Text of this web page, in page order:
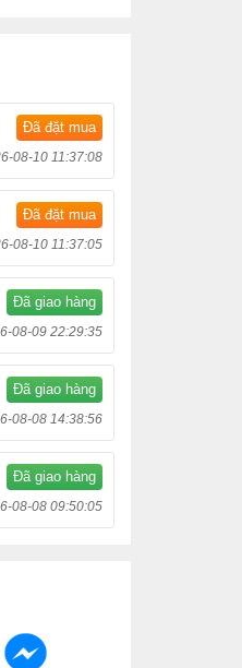
Đã đặt mua
08-10 11:37:08
Đã đặt mua
08-10 11:37:05
Đã giao hàng
08-09 22:29:35
Đã giao hàng
08-08 14:38:56
Đã giao hàng
08-08 09:50:05